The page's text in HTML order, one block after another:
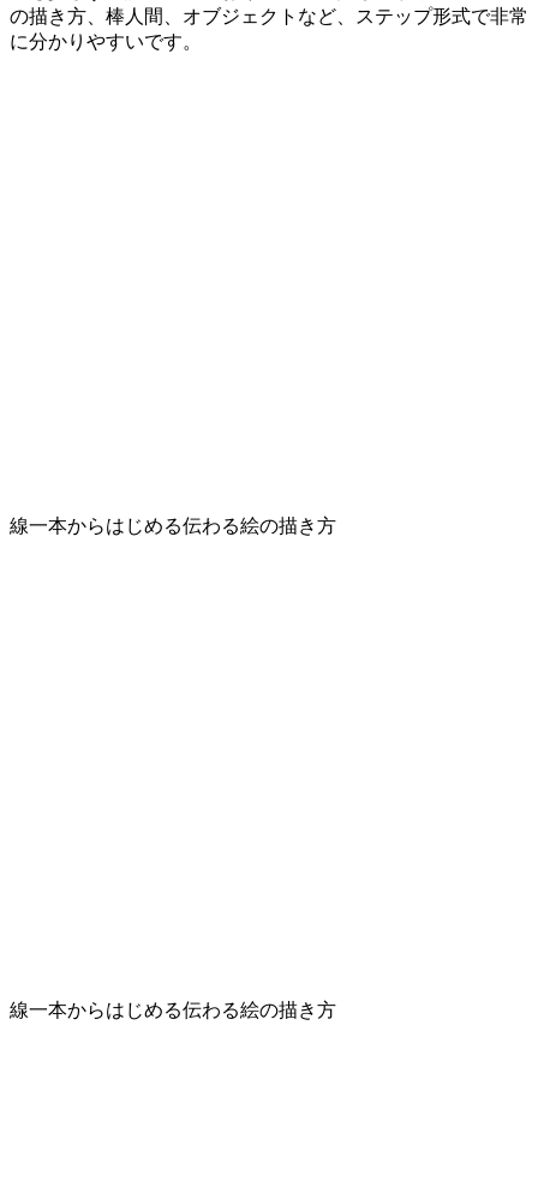
の描き方、棒人間、オブジェクトなど、ステップ形式で非常
に分かりやすいです。
線一本からはじめる伝わる絵の描き方
線一本からはじめる伝わる絵の描き方